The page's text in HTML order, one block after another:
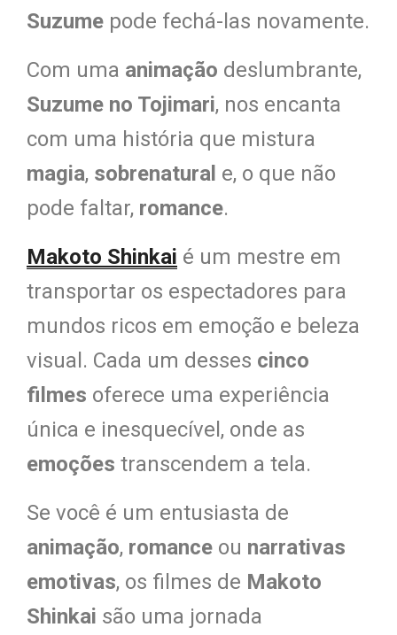
Suzume pode fechá-las novamente.
Com uma animação deslumbrante,
Suzume no Tojimari, nos encanta
com uma história que mistura
magia, sobrenatural e, o que não
pode faltar, romance.
Makoto Shinkai é um mestre em
transportar os espectadores para
mundos ricos em emoção e beleza
visual. Cada um desses cinco
filmes oferece uma experiência
única e inesquecível, onde as
emoções transcendem a tela.
Se você é um entusiasta de
animação, romance ou narrativas
emotivas, os filmes de Makoto
Shinkai são uma jornada